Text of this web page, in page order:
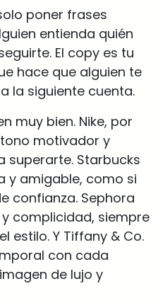
poner frases
entienda quién
El copy es tu
hace que alguien te
la siguiente cuenta.
muy bien. Nike, por
motivador y
superarte. Starbucks
y amigable, como si
confianza. Sephora
complicidad, siempre
estilo. Y Tiffany & Co.
con cada
de lujo y